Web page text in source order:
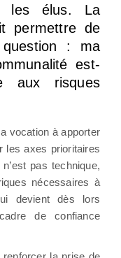
les élus. La
permettre de
: ma
est-
aux risques
vocation à apporter
les axes prioritaires
pas technique,
nécessaires à
devient dès lors
de confiance